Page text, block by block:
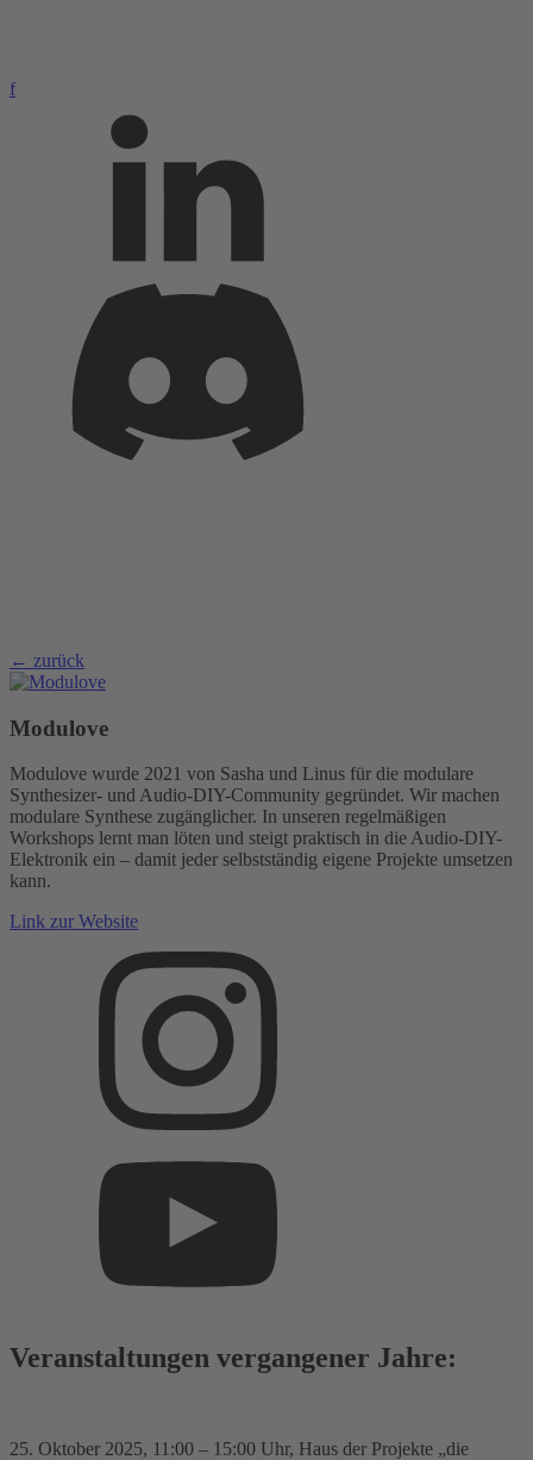
f
← zurück
Modulove
Modulove wurde 2021 von Sasha und Linus für die modulare
Synthesizer- und Audio-DIY-Community gegründet. Wir machen
modulare Synthese zugänglicher. In unseren regelmäßigen
Workshops lernt man löten und steigt praktisch in die Audio-DIY-
Elektronik ein – damit jeder selbstständig eigene Projekte umsetzen
kann.
Link zur Website
Veranstaltungen vergangener Jahre:
25. Oktober 2025, 11:00 – 15:00 Uhr, Haus der Projekte „die